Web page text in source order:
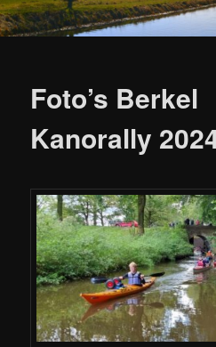
Foto’s Berkel
Kanorally